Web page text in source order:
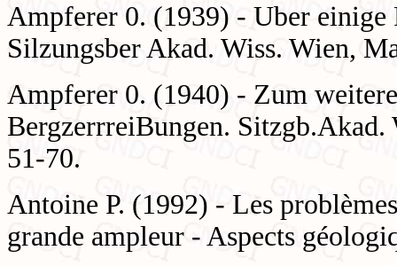
Ampferer 0. (1939) - Uber einige
Silzungsber Akad. Wiss. Wien,
Ampferer 0. (1940) - Zum
BergzerrreiBungen.
51-70.
Antoine P. (1992) - Les
grande ampleur - Aspects